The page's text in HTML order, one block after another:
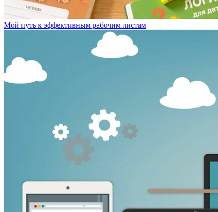
Мой путь к эффективным рабочим листам